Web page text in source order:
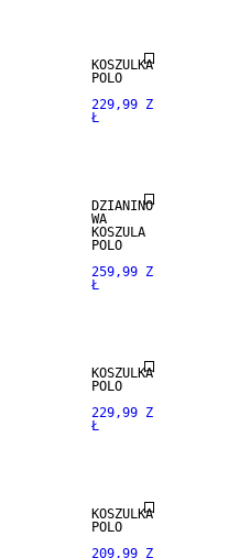
KOSZULKA
POLO
229,99 Z
Ł
DZIANINO
WA
KOSZULA
POLO
259,99 Z
Ł
KOSZULKA
POLO
229,99 Z
Ł
KOSZULKA
POLO
209,99 Z